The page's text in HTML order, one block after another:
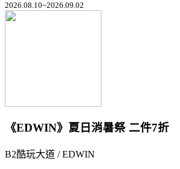
2026.08.10~2026.09.02
《EDWIN》夏日消暑祭 二件7折
B2酷玩大道 / EDWIN